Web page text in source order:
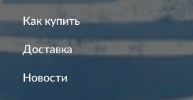
Как купить
Доставка
Новости